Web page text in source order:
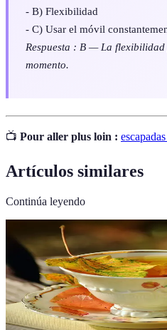
- B) Flexibilidad
- C) Usar el móvil
Respuesta : B — La
momento.
📺 Pour aller plus loin :
Artículos similares
Continúa leyendo